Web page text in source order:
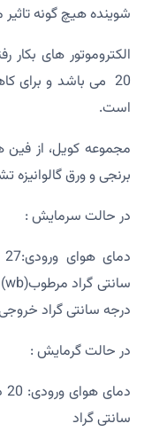
شوینده هیچ گونه تاثیر
20 می باشد و
است.
برنجی و ورق
در حالت سرمایش :
درجه سانتی گراد
در حالت گرمایش :
سانتی گراد